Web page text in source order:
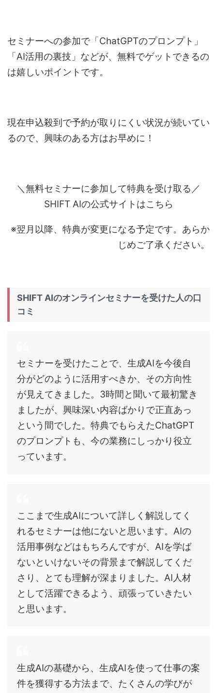
セミナーへの参加で「ChatGPTのプロンプト」
「AI活用の裏技」などが、無料でゲットできるの
は嬉しいポイントです。
現在申込殺到で予約が取りにくい状況が続いてい
るので、興味のある方はお早めに！
＼無料セミナーに参加して特典を受け取る／
SHIFT AIの公式サイトはこちら
※翌月以降、特典が変更になる予定です。あらか
じめご了承ください。
SHIFT AIのオンラインセミナーを受けた人の口
コミ
セミナーを受けたことで、生成AIを今後自
分がどのように活用すべきか、その方向性
が見えてきました。3時間と聞いて最初驚き
ましたが、興味深い内容ばかりで正直あっ
という間でした。特典でもらえたChatGPT
のプロンプトも、今の業務にしっかり役立
っています。
ここまで生成AIについて詳しく解説してく
れるセミナーは他にないと思います。AIの
活用事例などはもちろんですが、AIを学ば
ないといけないその背景まで解説してくだ
さり、とても理解が深まりました。AI人材
として活躍できるよう、頑張っていきたい
と思います。
生成AIの基礎から、生成AIを使って仕事の案
件を獲得する方法まで、たくさんの学びが